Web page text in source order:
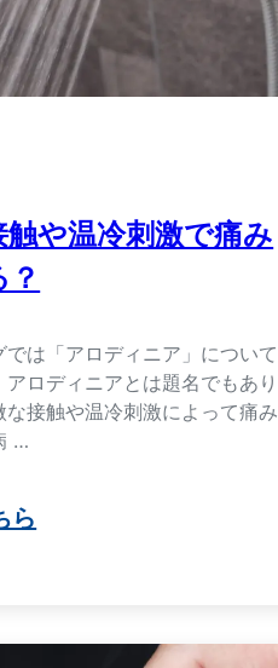
や温冷刺激で痛み
では「アロディニア」について
ロディニアとは題名でもあり
な接触や温冷刺激によって痛み
…
ら